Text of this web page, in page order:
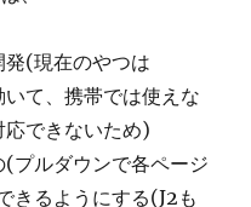
(現在のやつは
て、携帯では使えな
できないため)
プルダウンで各ページ
きるようにする(J2も